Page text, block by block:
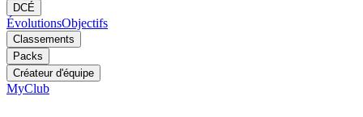
DCÉ
ÉvolutionsObjectifs
Classements
Packs
Créateur d'équipe
MyClub